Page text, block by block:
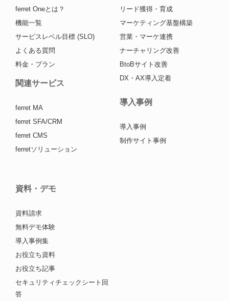
ferret Oneとは？
機能一覧
サービスレベル目標 (SLO)
よくある質問
料金・プラン
関連サービス
ferret MA
ferret SFA/CRM
ferret CMS
ferretソリューション
リード獲得・育成
マーケティング基盤構築
営業・マーケ連携
ナーチャリング改善
BtoBサイト改善
DX・AX導入定着
導入事例
導入事例
制作サイト事例
資料・デモ
資料請求
無料デモ体験
導入事例集
お役立ち資料
お役立ち記事
セキュリティチェックシート回
答